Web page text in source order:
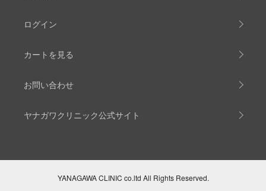
ログイン
カートを見る
お問い合わせ
ヤナガワクリニック公式サイト
YANAGAWA CLINIC co.ltd All Rights Reserved.